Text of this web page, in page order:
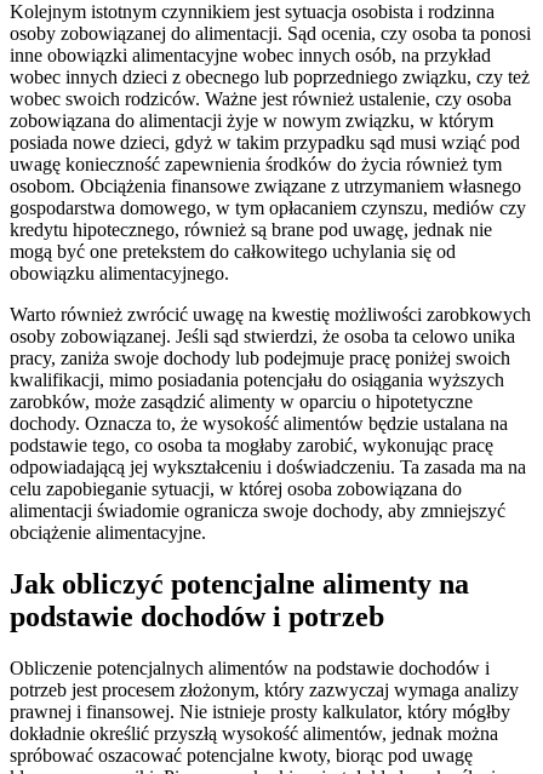
Kolejnym istotnym czynnikiem jest sytuacja osobista i rodzinna
osoby zobowiązanej do alimentacji. Sąd ocenia, czy osoba ta ponosi
inne obowiązki alimentacyjne wobec innych osób, na przykład
wobec innych dzieci z obecnego lub poprzedniego związku, czy też
wobec swoich rodziców. Ważne jest również ustalenie, czy osoba
zobowiązana do alimentacji żyje w nowym związku, w którym
posiada nowe dzieci, gdyż w takim przypadku sąd musi wziąć pod
uwagę konieczność zapewnienia środków do życia również tym
osobom. Obciążenia finansowe związane z utrzymaniem własnego
gospodarstwa domowego, w tym opłacaniem czynszu, mediów czy
kredytu hipotecznego, również są brane pod uwagę, jednak nie
mogą być one pretekstem do całkowitego uchylania się od
obowiązku alimentacyjnego.
Warto również zwrócić uwagę na kwestię możliwości zarobkowych
osoby zobowiązanej. Jeśli sąd stwierdzi, że osoba ta celowo unika
pracy, zaniża swoje dochody lub podejmuje pracę poniżej swoich
kwalifikacji, mimo posiadania potencjału do osiągania wyższych
zarobków, może zasądzić alimenty w oparciu o hipotetyczne
dochody. Oznacza to, że wysokość alimentów będzie ustalana na
podstawie tego, co osoba ta mogłaby zarobić, wykonując pracę
odpowiadającą jej wykształceniu i doświadczeniu. Ta zasada ma na
celu zapobieganie sytuacji, w której osoba zobowiązana do
alimentacji świadomie ogranicza swoje dochody, aby zmniejszyć
obciążenie alimentacyjne.
Jak obliczyć potencjalne alimenty na
podstawie dochodów i potrzeb
Obliczenie potencjalnych alimentów na podstawie dochodów i
potrzeb jest procesem złożonym, który zazwyczaj wymaga analizy
prawnej i finansowej. Nie istnieje prosty kalkulator, który mógłby
dokładnie określić przyszłą wysokość alimentów, jednak można
spróbować oszacować potencjalne kwoty, biorąc pod uwagę